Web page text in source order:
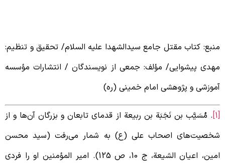
کتاب مقتل جامع سیدالشهدا علیه السلام/ تحقیق و تنظیم:
پیشوایی/ مؤلف: جمعی از نویسندگان / انتشارات مؤسسه
و پژوهشی امام خمینی (ره)
. مُسَیَّب بن نَجَبَة بن ربیعة از قدمای تابعان و بزرگان آن‌ها و از
اصحاب علی (ع) به شمار می‌رفت (سید محسن
امین، اعیان الشیعة، ج 10، ص 125). امیر المؤمنین او را فردی